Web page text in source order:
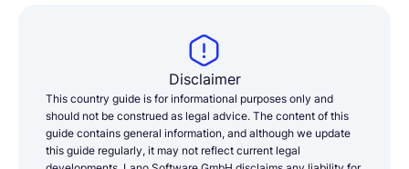
Disclaimer
This country guide is for informational purposes only and
should not be construed as legal advice. The content of this
guide contains general information, and although we update
this guide regularly, it may not reflect current legal